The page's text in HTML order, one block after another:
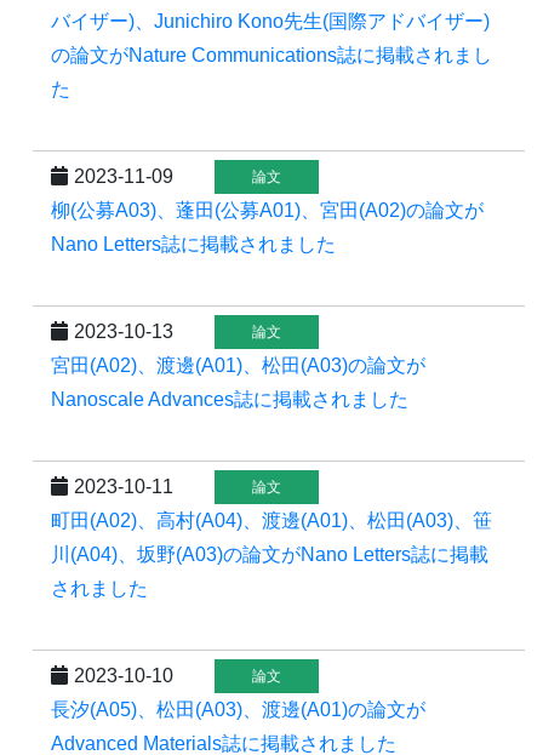
バイザー)、Junichiro Kono先生(国際アドバイザー)
の論文がNature Communications誌に掲載されまし
た
2023-11-09 論文
柳(公募A03)、蓬田(公募A01)、宮田(A02)の論文が
Nano Letters誌に掲載されました
2023-10-13 論文
宮田(A02)、渡邊(A01)、松田(A03)の論文が
Nanoscale Advances誌に掲載されました
2023-10-11 論文
町田(A02)、高村(A04)、渡邊(A01)、松田(A03)、笹
川(A04)、坂野(A03)の論文がNano Letters誌に掲載
されました
2023-10-10 論文
長汐(A05)、松田(A03)、渡邊(A01)の論文が
Advanced Materials誌に掲載されました